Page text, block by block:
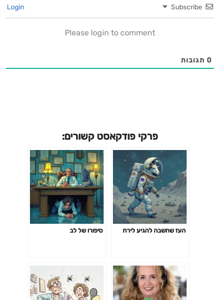
Subscribe
Please login to comment
0 תגובות
פרקי פודקאסט קשורים:
העז שחשבה להגיע לירח סיפורו של לב